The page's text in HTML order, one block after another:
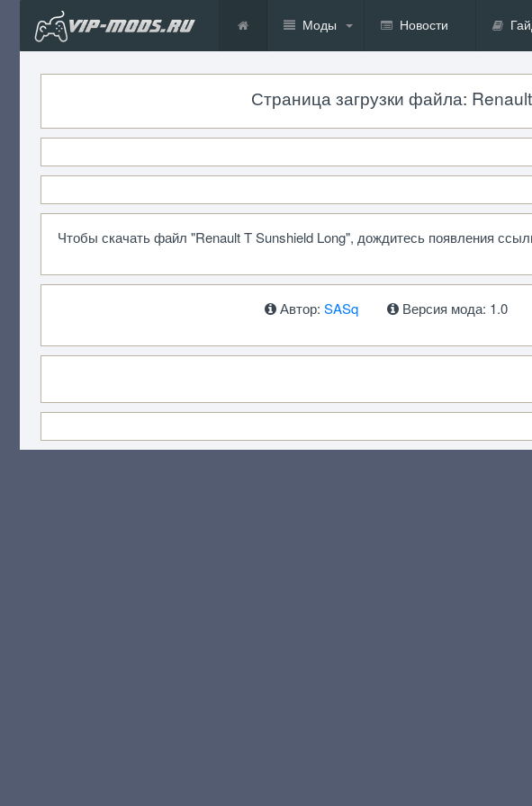
Моды Новости
Страница загрузки файла:
Чтобы скачать файл "Renault T Sunshield Long", дождитесь появления
Автор: SASq Версия мода: 1.0